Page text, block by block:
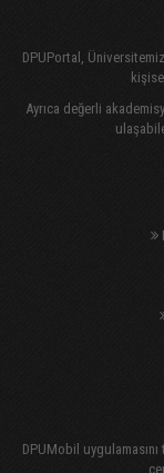
DPUPortal,
Ayrıca değerli
DPUMobil